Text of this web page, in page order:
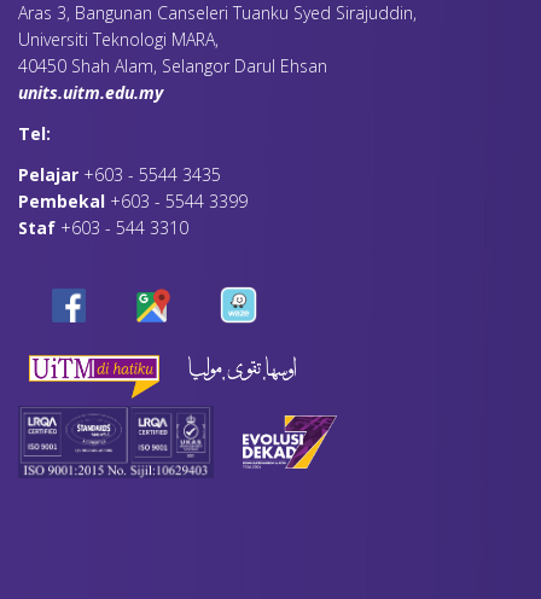
Aras 3, Bangunan Canseleri Tuanku Syed Sirajuddin,
Universiti Teknologi MARA,
40450 Shah Alam, Selangor Darul Ehsan
units.uitm.edu.my
Tel:
Pelajar +603 - 5544 3435
Pembekal +603 - 5544 3399
Staf +603 - 544 3310